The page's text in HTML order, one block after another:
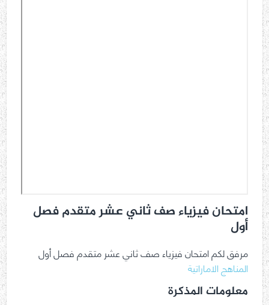
امتحان فيزياء صف ثاني عشر متقدم فصل
أول
مرفق لكم امتحان فيزياء صف ثاني عشر متقدم فصل أول
المناهج الاماراتية
معلومات المذكرة